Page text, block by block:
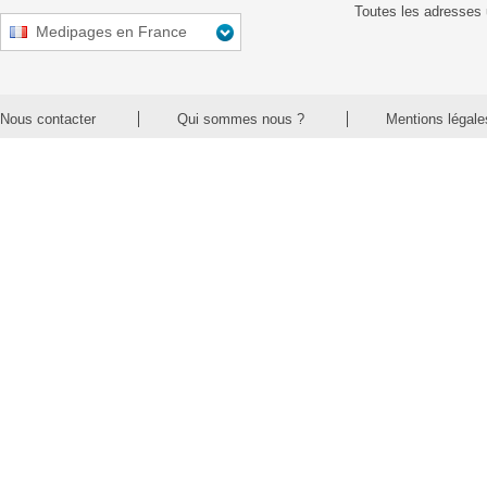
Medipages en France
Toutes les adresses
Nous contacter Qui sommes nous ? Mentions